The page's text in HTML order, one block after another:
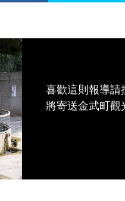
喜歡這則報導請
將寄送金武町觀